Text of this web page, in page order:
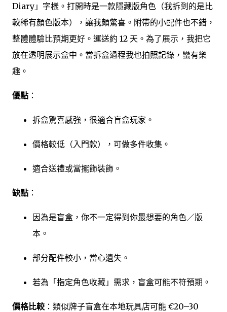
Diary」字樣。打開時是一款隱藏版角色（我拆到的是比
較稀有顏色版本），讓我頗驚喜。附帶的小配件也不錯，
整體體驗比預期更好。運送約 12 天。為了展示，我把它
放在透明展示盒中。當拆盒過程我也拍照記錄，蠻有樂
趣。
優點 ：
拆盒驚喜感強，很適合盲盒玩家。
價格較低（入門款），可做多件收集。
適合送禮或當擺飾裝飾。
缺點 ：
因為是盲盒，你不一定得到你最想要的角色／版
本。
部分配件較小，當心遺失。
若為「指定角色收藏」需求，盲盒可能不符預期。
價格比較 ：類似牌子盲盒在本地玩具店可能 €20–30